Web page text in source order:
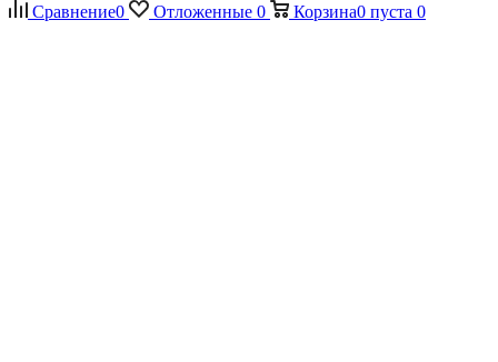
Сравнение0 Отложенные 0 Корзина0 пуста 0